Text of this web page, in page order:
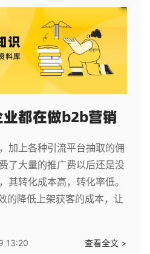
都在做b2b营销
加上各种引流平台抽取的佣
了大量的推广费以后还是没
其转化成本高，转化率低。
的降低上架获客的成本，让
13:20 查看全文 >